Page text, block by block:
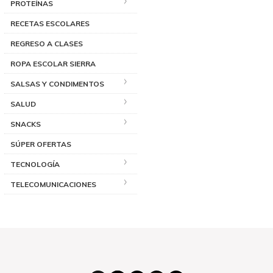
PROTEÍNAS
RECETAS ESCOLARES
REGRESO A CLASES
ROPA ESCOLAR SIERRA
SALSAS Y CONDIMENTOS
SALUD
SNACKS
SÚPER OFERTAS
TECNOLOGÍA
TELECOMUNICACIONES